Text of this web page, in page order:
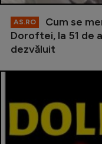
AS.RO
Cum se
Doroftei, la 51 de
dezvăluit